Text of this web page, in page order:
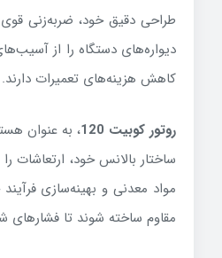
طراحی دقیق خود، ضربه‌زنی قوی
دیواره‌های دستگاه را از
کاهش هزینه‌های تعمیرات دارند.
روتور کوبیت 120
، به عنوان
ساختار بالانس خود، ارتعاشات
مواد معدنی و بهینه‌سازی
مقاوم ساخته شوند تا فشارهای